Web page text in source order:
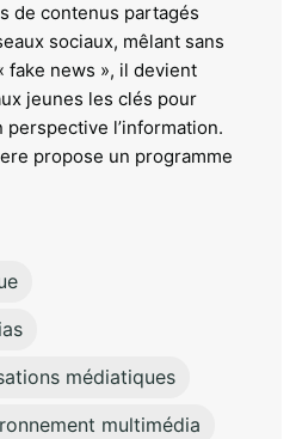
de contenus partagés
sociaux, mêlant sans
fake news », il devient
jeunes les clés pour
l’information.
propose un programme
médiatiques
multimédia